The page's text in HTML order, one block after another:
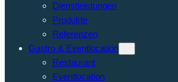
Dienstleistungen
Produkte
Referenzen
Gastro & Eventlocation
Restaurant
Eventlocation